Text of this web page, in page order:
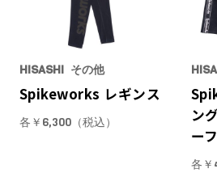
HISASHI その他
Spikeworks レギンス
各￥6,300（税込）
ン
ー
各￥